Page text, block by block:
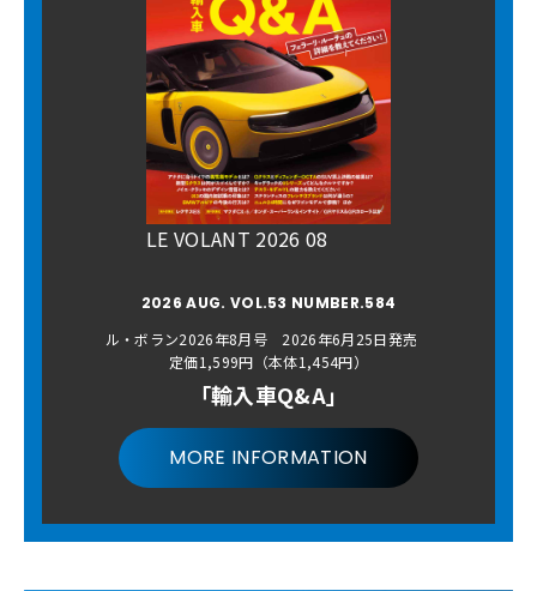
LE VOLANT 2026 08
2026 AUG. VOL.53 NUMBER.584
ル・ボラン2026年8月号 2026年6月25日発売
定価1,599円（本体1,454円）
「輸入車Q&A」
MORE INFORMATION